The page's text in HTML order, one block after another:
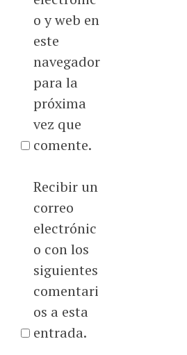
o y web en
este
navegador
para la
próxima
vez que
comente.
Recibir un
correo
electrónic
o con los
siguientes
comentari
os a esta
entrada.